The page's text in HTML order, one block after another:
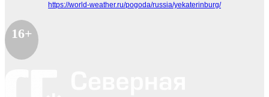
https://world-weather.ru/pogoda/russia/yekaterinburg/
16+